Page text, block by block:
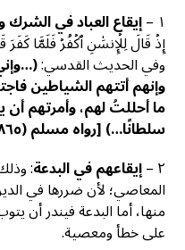
١ –
إيقاع العباد في الشرك
إِذۡ قَالَ لِلۡإِنسَٰنِ ٱكۡفُرۡ فَلَمَّا
وفي الحديث القدسي:
وإنهم أتتهم الشياطين
ما أحللتُ لهم، وأمرتهم أن
سلطانًا…)[رواه مسلم (٢٨٦٥)]
٢ – إيقاعهم في البدعة:
المعاصي؛ لأن ضررها في
منها، أما البدعة فيندر أن
على خطأ ومعصية.